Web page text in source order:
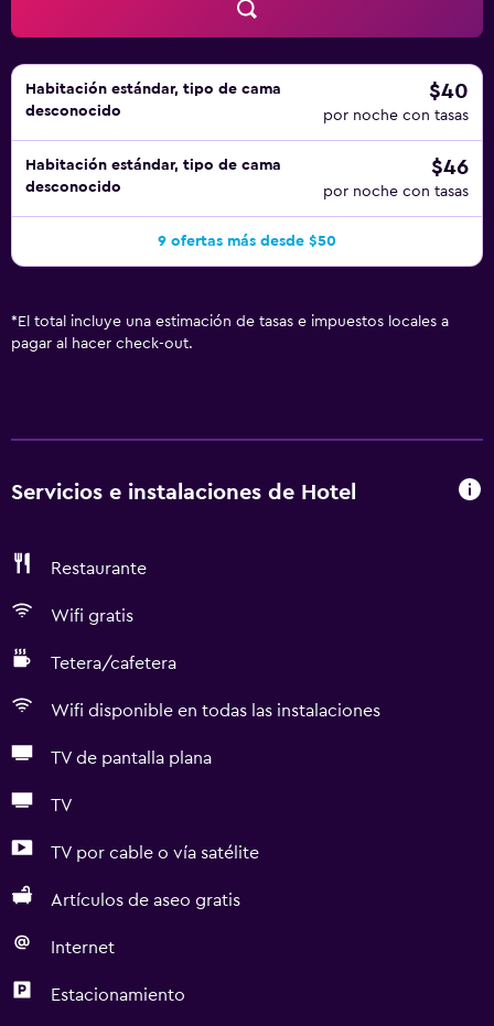
Habitación estándar, tipo de cama
desconocido
$40
por noche con tasas
Habitación estándar, tipo de cama
desconocido
$46
por noche con tasas
9 ofertas más desde $50
* El total incluye una estimación de tasas e impuestos locales a
pagar al hacer check-out.
Servicios e instalaciones de Hotel
Restaurante
Wifi gratis
Tetera/cafetera
Wifi disponible en todas las instalaciones
TV de pantalla plana
TV
TV por cable o vía satélite
Artículos de aseo gratis
Internet
Estacionamiento